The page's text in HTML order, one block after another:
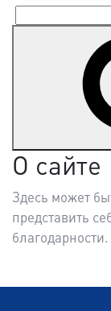
Искать:
О сайте
Здесь может
представить
благодарности.